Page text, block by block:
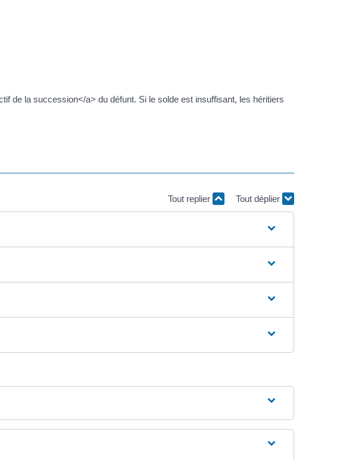
de la succession</a> du défunt. Si le solde est insuffisant, les héritiers
Tout replier Tout déplier